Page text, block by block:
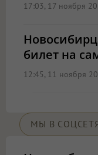
17:03, 17 ноября
билет на
12:45, 11 ноября
МЫ В